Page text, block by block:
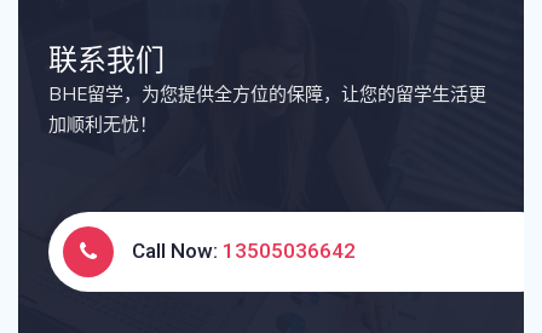
联系我们
BHE留学，为您提供全方位的保障，让您的留学生活更
加顺利无忧！
Call Now: 13505036642